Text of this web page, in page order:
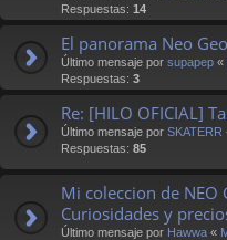
Respuestas: 14
El panorama Neo
Último mensaje por supapep «
Respuestas: 3
Re: [HILO OFICIAL]
Último mensaje por SKATERR
Respuestas: 85
Mi coleccion de NEO
Curiosidades y
Último mensaje por Hawwa «